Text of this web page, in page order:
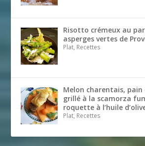
Risotto crémeux au
asperges vertes de
Plat, Recettes
Melon charentais, pain
grillé à la scamorza
roquette à l’huile
Plat, Recettes